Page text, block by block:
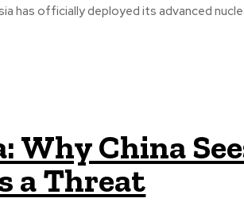
has officially deployed its advanced
China
a Threat